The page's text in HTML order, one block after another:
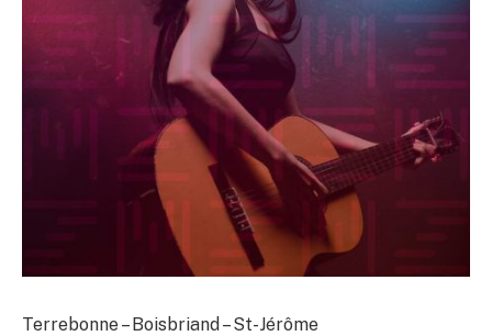
Terrebonne – Boisbriand – St-Jérôme